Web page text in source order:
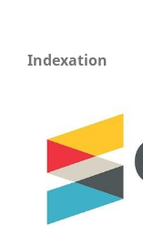
Indexation